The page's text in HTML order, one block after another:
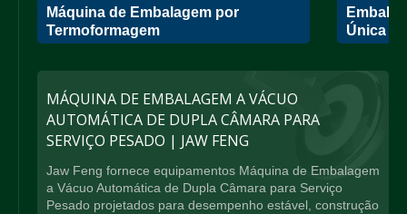
Máquina de Embalagem por
Termoformagem
Única
MÁQUINA DE EMBALAGEM A VÁCUO
AUTOMÁTICA DE DUPLA CÂMARA PARA
SERVIÇO PESADO | JAW FENG
Jaw Feng fornece equipamentos Máquina de Embalagem
a Vácuo Automática de Dupla Câmara para Serviço
Pesado projetados para desempenho estável, construção